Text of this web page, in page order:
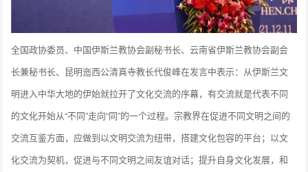
全国政协委员、中国伊斯兰教协会副秘书长、云南省伊斯兰教协会副会
长兼秘书长、昆明迤西公清真寺教长代俊峰在发言中表示：从伊斯兰文
明进入中华大地的伊始就拉开了文化交流的序幕，有交流就是代表不同
的文化开始从“不同”走向“同”的一个过程。宗教界在促进不同文明之间的
交流互鉴方面，应做到以文明交流为纽带，搭建文化包容的平台；以文
化交流为契机，促进与不同文明之间友谊对话；提升自身文化发展，和